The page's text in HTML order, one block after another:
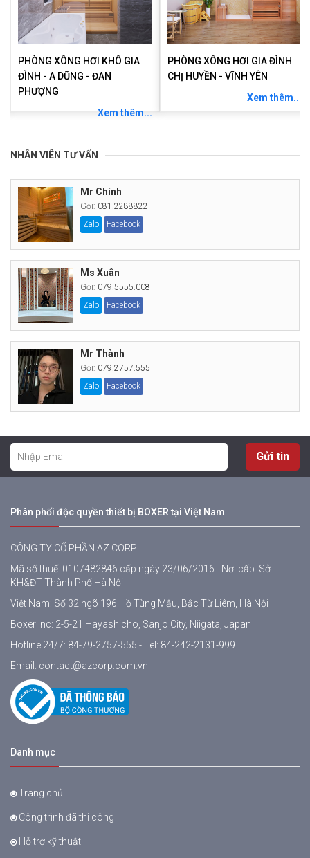
PHÒNG XÔNG HƠI KHÔ GIA
ĐÌNH - A DŨNG - ĐAN
PHƯỢNG
Xem thêm...
PHÒNG XÔNG HƠI GIA ĐÌNH
CHỊ HUYỀN - VĨNH YÊN
Xem thêm...
NHÂN VIÊN TƯ VẤN
Mr Chính
Gọi: 081.2288822
Zalo
Facebook
Ms Xuân
Gọi: 079.5555.008
Zalo
Facebook
Mr Thành
Gọi: 079.2757.555
Zalo
Facebook
Gửi tin
Phân phối độc quyền thiết bị BOXER tại Việt Nam
CÔNG TY CỔ PHẦN AZ CORP
Mã số thuế: 0107482846 cấp ngày 23/06/2016 - Nơi cấp: Sở
KH&ĐT Thành Phố Hà Nội
Việt Nam: Số 32 ngõ 196 Hồ Tùng Mậu, Bắc Từ Liêm, Hà Nội
Boxer Inc: 2-5-21 Hayashicho, Sanjo City, Niigata, Japan
Hotline 24/7: 84-79-2757-555 - Tel: 84-242-2131-999
Email: contact@azcorp.com.vn
Danh mục
Trang chủ
Công trình đã thi công
Hỗ trợ kỹ thuật